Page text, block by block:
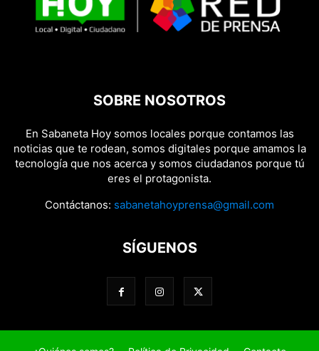
SOBRE NOSOTROS
En Sabaneta Hoy somos locales porque contamos las
noticias que te rodean, somos digitales porque amamos la
tecnología que nos acerca y somos ciudadanos porque tú
eres el protagonista.
Contáctanos: sabanetahoyprensa@gmail.com
SÍGUENOS